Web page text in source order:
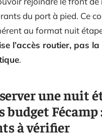
du port à pied. Ce
au format nuit
l’accès routier, pas
.
une nuit
budget Fécamp
à vérifier